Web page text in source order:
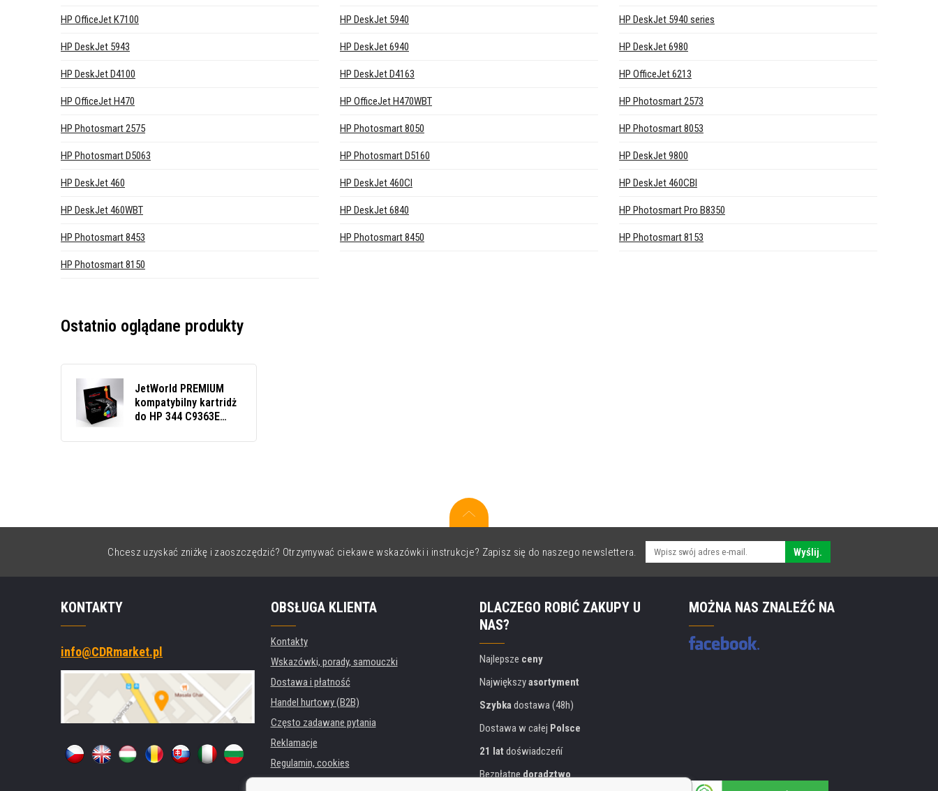
HP OfficeJet K7100 HP DeskJet 5940 HP DeskJet 5940 series
HP DeskJet 5943 HP DeskJet 6940 HP DeskJet 6980
HP DeskJet D4100 HP DeskJet D4163 HP OfficeJet 6213
HP OfficeJet H470 HP OfficeJet H470WBT HP Photosmart 2573
HP Photosmart 2575 HP Photosmart 8050 HP Photosmart 8053
HP Photosmart D5063 HP Photosmart D5160 HP DeskJet 9800
HP DeskJet 460 HP DeskJet 460CI HP DeskJet 460CBI
HP DeskJet 460WBT HP DeskJet 6840 HP Photosmart Pro B8350
HP Photosmart 8453 HP Photosmart 8450 HP Photosmart 8153
HP Photosmart 8150
Ostatnio oglądane produkty
JetWorld PREMIUM
kompatybilny kartridż
do HP 344 C9363E
Chcesz uzyskać zniżkę i zaoszczędzić? Otrzymywać ciekawe wskazówki i instrukcje? Zapisz się do naszego newslettera. Wyślij.
KONTAKTY
info@CDRmarket.pl
OBSŁUGA KLIENTA
Kontakty
Wskazówki, porady, samouczki
Dostawa i płatność
Handel hurtowy (B2B)
Często zadawane pytania
Reklamacje
Regulamin, cookies
DLACZEGO ROBIĆ ZAKUPY U
NAS?
Najlepsze ceny
Największyasortyment
Szybkadostawa (48h)
Dostawa w całej Polsce
21 lat doświadczeńí
Bezpłatnedoradztwo
MOŻNA NAS ZNALEŹĆ NA